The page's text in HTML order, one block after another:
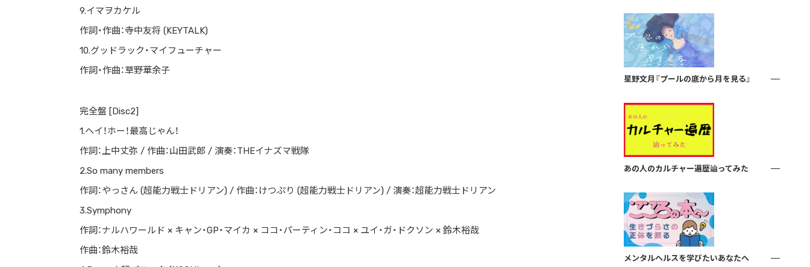
9.イマヲカケル
作詞・作曲：寺中友将 (KEYTALK)
10.グッドラック・マイフューチャー
作詞・作曲：草野華余子
完全盤 [Disc2]
1.ヘイ！ホー！最高じゃん！
作詞：上中丈弥 / 作曲：山田武郎 / 演奏：THEイナズマ戦隊
2.So many members
作詞：やっさん (超能力戦士ドリアン) / 作曲：けつぷり (超能力戦士ドリアン) / 演奏：超能力戦士ドリアン
3.Symphony
作詞：ナルハワールド × キャン・GP・マイカ × ココ・パーティン・ココ × ユイ・ガ・ドクソン × 鈴木裕哉
作曲：鈴木裕哉
星野文月『プールの底から月を見る』
あの人のカルチャー遍歴辿ってみた
メンタルヘルスを学びたいあなたへ